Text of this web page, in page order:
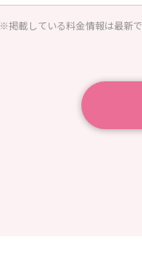
※掲載している料金情報は最新